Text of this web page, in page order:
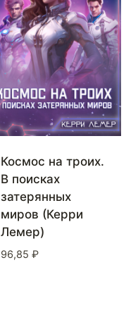
Космос на троих.
В поисках
затерянных
миров (Керри
Лемер)
96,85 ₽